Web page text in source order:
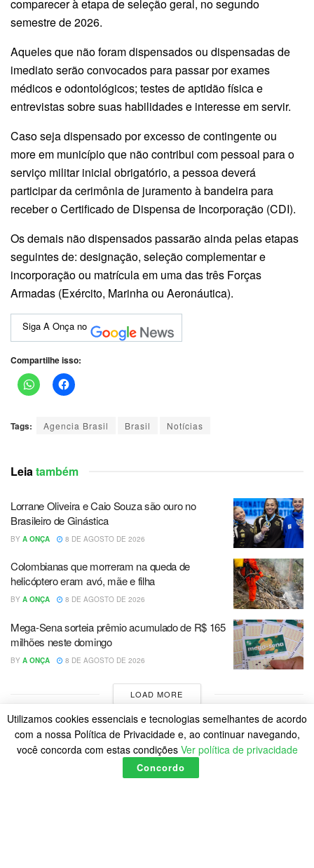
comparecer à etapa de seleção geral, no segundo
semestre de 2026.
Aqueles que não foram dispensados ou dispensadas de
imediato serão convocados para passar por exames
médicos e odontológicos; testes de aptidão física e
entrevistas sobre suas habilidades e interesse em servir.
Caso seja dispensado por excesso de contingente ou
more em município que não contribui com pessoal para o
serviço militar inicial obrigatório, a pessoa deverá
participar da cerimônia de juramento à bandeira para
receber o Certificado de Dispensa de Incorporação (CDI).
Os demais não dispensados passarão ainda pelas etapas
seguintes de: designação, seleção complementar e
incorporação ou matrícula em uma das três Forças
Armadas (Exército, Marinha ou Aeronáutica).
Siga A Onça no
Compartilhe isso:
Tags: Agencia Brasil Brasil Notícias
Leia também
Lorrane Oliveira e Caio Souza são ouro no
Brasileiro de Ginástica
BY A ONÇA 8 DE AGOSTO DE 2026
Colombianas que morreram na queda de
helicóptero eram avó, mãe e filha
BY A ONÇA 8 DE AGOSTO DE 2026
Mega-Sena sorteia prêmio acumulado de R$ 165
milhões neste domingo
BY A ONÇA 8 DE AGOSTO DE 2026
LOAD MORE
Utilizamos cookies essenciais e tecnologias semelhantes de acordo
com a nossa Política de Privacidade e, ao continuar navegando,
você concorda com estas condições Ver política de privacidade
Concordo